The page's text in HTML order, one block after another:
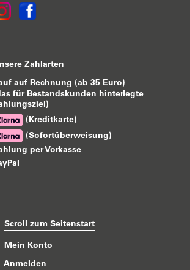
Zahlarten
auf Rechnung (ab 35 Euro)
für Bestandskunden hinterlegte
(Kreditkarte)
(Sofortüberweisung)
per Vorkasse
Scroll zum Seitenstart
Mein Konto
Anmelden